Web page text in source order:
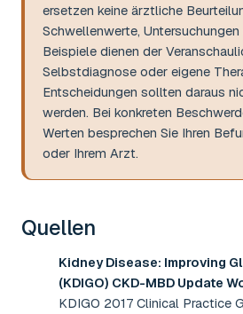
ersetzen keine ärztliche
Schwellenwerte,
Beispiele dienen der
Selbstdiagnose oder eigene
Entscheidungen sollten daraus
werden. Bei konkreten
Werten besprechen Sie Ihren
oder Ihrem Arzt.
Quellen
Kidney Disease: Improving
(KDIGO) CKD-MBD Update
KDIGO 2017 Clinical Practice